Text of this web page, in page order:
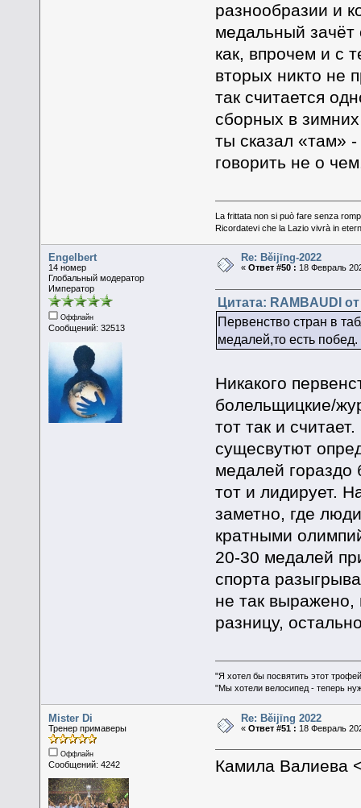
разнообразии и
медальный зачёт
как, впрочем и с
вторых никто не
так считается
сборных в
ты сказал «там»
говорить не о
La frittata non si può fare senza
Ricordatevi che la Lazio vivrà in
Engelbert
14 номер
Глобальный модератор
Император
Оффлайн
Сообщений: 32513
Re: Běijīng-2022
«Ответ #50 : 18 Февраль
Цитата: RAMBAUDI
Первенство стран в
медалей,то есть побед.
Никакого
болельщицкие/
тот так и
сущесвутют
медалей гораздо
тот и лидирует.
заметно, где
кратными
20-30 медалей
спорта
не так выражено,
разницу,
"Я хотел бы посвятить этот
"Мы хотели велосипед - теперь
Mister Di
Тренер примаверы
Оффлайн
Сообщений: 4242
Re: Běijīng 2022
«Ответ #51 : 18 Февраль
Камила Валиева